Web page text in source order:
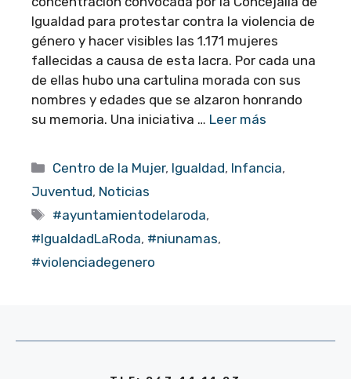
Igualdad para protestar contra la violencia de
género y hacer visibles las 1.171 mujeres
fallecidas a causa de esta lacra. Por cada una
de ellas hubo una cartulina morada con sus
nombres y edades que se alzaron honrando
su memoria. Una iniciativa … Leer más
Categorías
Centro de la Mujer, Igualdad, Infancia,
Juventud, Noticias
Etiquetas
#ayuntamientodelaroda,
#IgualdadLaRoda, #niunamas,
#violenciadegenero